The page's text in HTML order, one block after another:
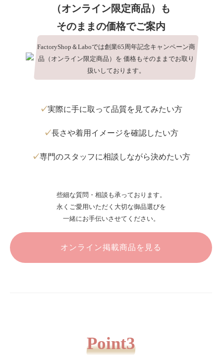
（オンライン限定商品）も
そのままの価格でご案内
FactoryShop＆Laboでは創業65周年記念キャンペーン商
品（オンライン限定商品）を 価格もそのままでお取り
扱いしております。
実際に手に取って品質を見てみたい方
長さや着用イメージを確認したい方
専門のスタッフに相談しながら決めたい方
些細な質問・相談も承っております。
永くご愛用いただく大切な御品選びを
一緒にお手伝いさせてください。
オンライン掲載商品を見る
Point3